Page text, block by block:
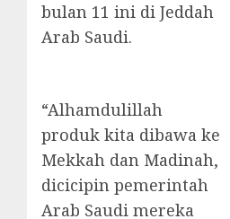
bulan 11 ini di Jeddah
Arab Saudi.
“Alhamdulillah
produk kita dibawa ke
Mekkah dan Madinah,
dicicipin pemerintah
Arab Saudi mereka